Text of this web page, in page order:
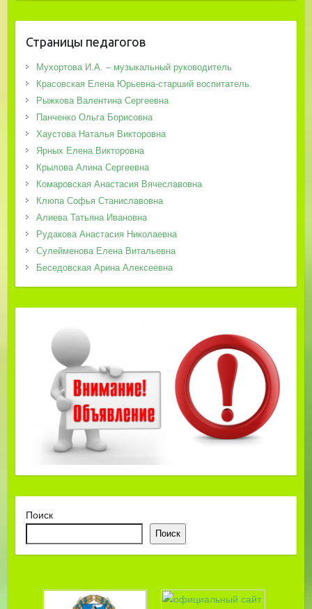
Страницы педагогов
Мухортова И.А. – музыкальный руководитель
Красовская Елена Юрьевна-старший воспитатель.
Рыжкова Валентина Сергеевна
Панченко Ольга Борисовна
Хаустова Наталья Викторовна
Ярных Елена Викторовна
Крылова Алина Сергеевна
Комаровская Анастасия Вячеславовна
Клюпа Софья Станиславовна
Алиева Татьяна Ивановна
Рудакова Анастасия Николаевна
Сулейменова Елена Витальевна
Беседовская Арина Алексеевна
Поиск
Поиск